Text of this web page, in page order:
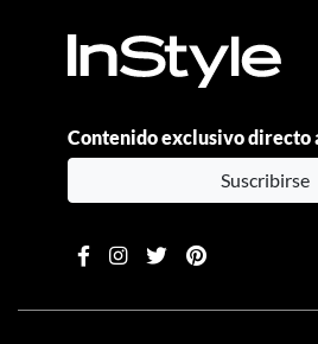
Contenido exclusivo directo
Suscribirse